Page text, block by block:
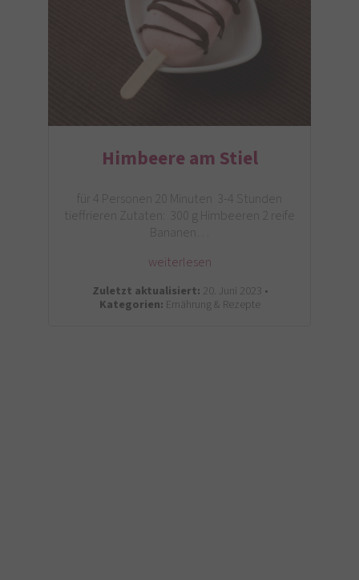
Himbeere am Stiel
für 4 Personen 20 Minuten 3-4 Stunden
tieffrieren Zutaten: 300 g Himbeeren 2 reife
Bananen…
weiterlesen
Zuletzt aktualisiert: 20. Juni 2023 •
Kategorien: Ernährung & Rezepte